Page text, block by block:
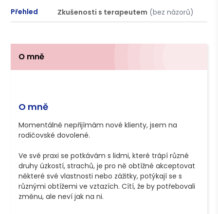
Přehled Zkušenosti s terapeutem (bez názorů)
O mně
O mně
Momentálně nepřijímám nové klienty, jsem na
rodičovské dovolené.
Ve své praxi se potkávám s lidmi, které trápí různé
druhy úzkostí, strachů, je pro ně obtížné akceptovat
některé své vlastnosti nebo zážitky, potýkají se s
různými obtížemi ve vztazích. Cítí, že by potřebovali
změnu, ale neví jak na ni.